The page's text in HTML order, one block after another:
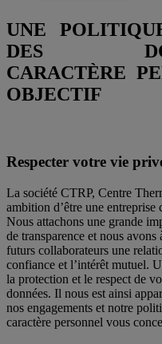
UNE
DES
CARACTÈRE
OBJECTIF
Respecter votre vie
La société CTRP, Centre
ambition d’être une entreprise
Nous attachons une grande
de transparence et nous
futurs collaborateurs une
confiance et l’intérêt mutuel.
la protection et le respect de
données. Il nous est ainsi
nos engagements et notre
caractère personnel vous